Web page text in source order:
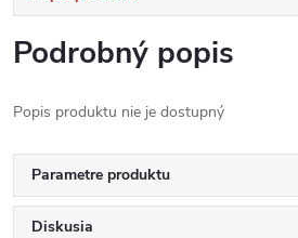
Podrobný popis
Popis produktu nie je dostupný
Parametre produktu
Diskusia